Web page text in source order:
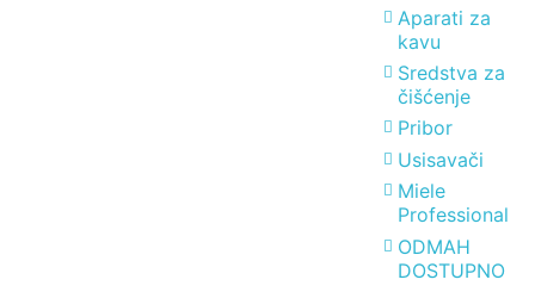
Aparati za
kavu
Sredstva za
čišćenje
Pribor
Usisavači
Miele
Professional
ODMAH
DOSTUPNO